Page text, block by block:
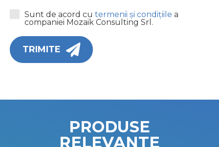
Sunt de acord cu termenii și condițiile a
companiei Mozaik Consulting Srl.
TRIMITE
PRODUSE
RELEVANTE